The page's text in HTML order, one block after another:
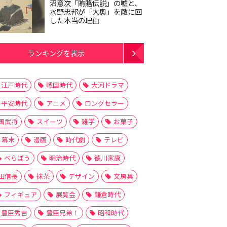
沼意次「賄賂伝説」の嘘と、
水野忠邦が「大奥」を敵に回
した本当の理由
ランキングを表示
江戸時代 戦国時代
大河ドラマ
平安時代
アニメ
ロングセラー
武将
スイーツ 雑学
お菓子
幕末
漫画 時代劇
テレビ
べらぼう
明治時代
徳川家康
信長
抹茶 デザイン
文房具
フィギュア
展覧会
鎌倉時代
豊臣秀吉
豊臣兄弟！
昭和時代